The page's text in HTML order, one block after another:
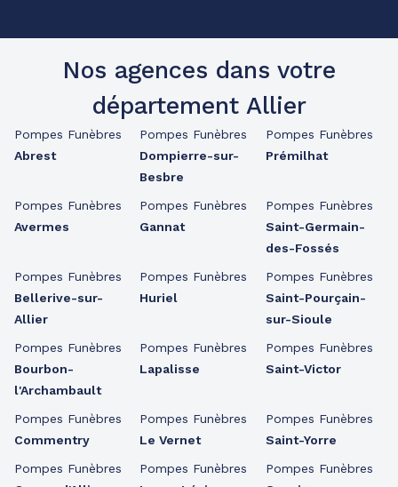
Nos agences dans votre
département Allier
Pompes Funèbres
Abrest
Pompes Funèbres
Avermes
Pompes Funèbres
Bellerive-sur-
Allier
Pompes Funèbres
Bourbon-
l'Archambault
Pompes Funèbres
Commentry
Pompes Funèbres
Pompes Funèbres
Dompierre-sur-
Besbre
Pompes Funèbres
Gannat
Pompes Funèbres
Huriel
Pompes Funèbres
Lapalisse
Pompes Funèbres
Le Vernet
Pompes Funèbres
Pompes Funèbres
Prémilhat
Pompes Funèbres
Saint-Germain-
des-Fossés
Pompes Funèbres
Saint-Pourçain-
sur-Sioule
Pompes Funèbres
Saint-Victor
Pompes Funèbres
Saint-Yorre
Pompes Funèbres